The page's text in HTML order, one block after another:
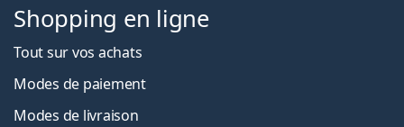
Shopping en ligne
Tout sur vos achats
Modes de paiement
Modes de livraison